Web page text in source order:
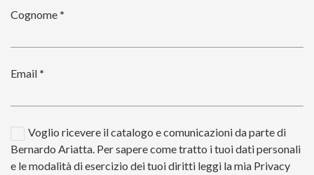
Cognome *
Email *
Voglio ricevere il catalogo e comunicazioni da parte di
Bernardo Ariatta. Per sapere come tratto i tuoi dati personali
e le modalità di esercizio dei tuoi diritti leggi la mia Privacy